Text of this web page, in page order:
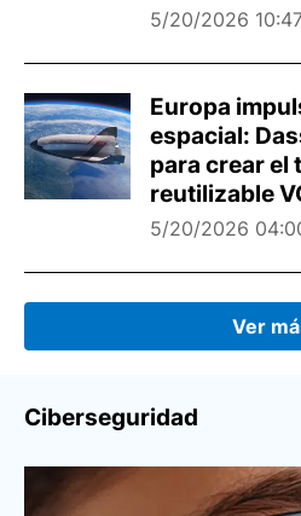
5/20/2026
Europa
espacial:
para crear
reutilizable
5/20/2026
Ver
Ciberseguridad